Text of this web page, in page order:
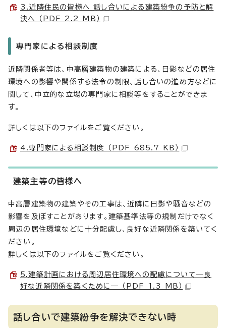
3.近隣住民の皆様へ 話し合いによる建築紛争の予防と解
決へ （PDF 2.2 MB）
専門家による相談制度
近隣関係者等は、中高層建築物の建築による、日影などの居住
環境への影響や関係する法令の制限、話し合いの進め方などに
関して、中立的な立場の専門家に相談等をすることができま
す。
詳しくは以下のファイルをご覧ください。
4.専門家による相談制度 （PDF 685.7 KB）
建築主等の皆様へ
中高層建築物の建築やその工事は、近隣に日影や騒音などの
影響を及ぼすことがあります。建築基準法等の規制だけでなく
周辺の居住環境などに十分配慮し、良好な近隣関係を築いてく
ださい。
詳しくは以下のファイルをご覧ください。
5.建築計画における周辺居住環境への配慮について―良
好な近隣関係を築くために― （PDF 1.3 MB）
話し合いで建築紛争を解決できない時